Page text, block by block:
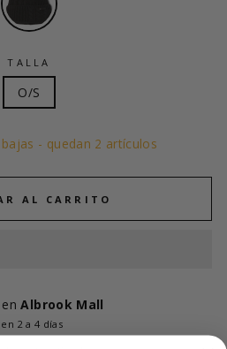
TALLA
O/S
bajas - quedan 2 artículos
AL CARRITO
enAlbrook Mall
2 a 4 días